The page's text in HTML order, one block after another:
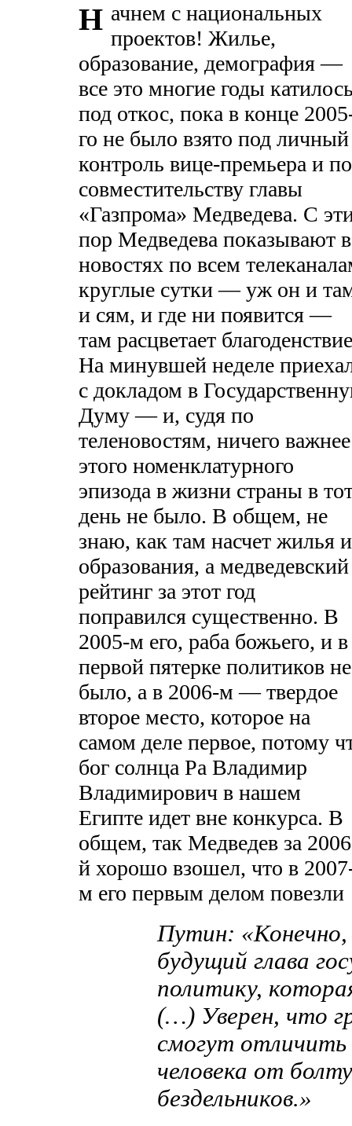
Н ачнем с национальных
проектов! Жилье,
образование, демография —
все это многие годы
под откос, пока в конце
го не было взято под личный
контроль вице-премьера и по
совместительству главы
«Газпрома» Медведева. С
пор Медведева показывают в
новостях по всем
круглые сутки — уж он и
и сям, и где ни появится —
там расцветает
На минувшей неделе
с докладом в
Думу — и, судя по
теленовостям, ничего важнее
этого номенклатурного
эпизода в жизни страны в
день не было. В общем, не
знаю, как там насчет жилья и
образования, а медведевский
рейтинг за этот год
поправился существенно. В
2005-м его, раба божьего, и в
первой пятерке политиков не
было, а в 2006-м — твердое
второе место, которое на
самом деле первое, потому
бог солнца Ра Владимир
Владимирович в нашем
Египте идет вне конкурса. В
общем, так Медведев за
й хорошо взошел, что в
м его первым делом повезли
Путин:
будущий глава
политику,
(…) Уверен, что
смогут отличить
человека от
бездельников.»